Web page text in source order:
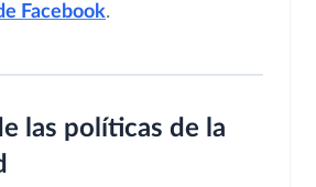
Facebook.
las políticas de la